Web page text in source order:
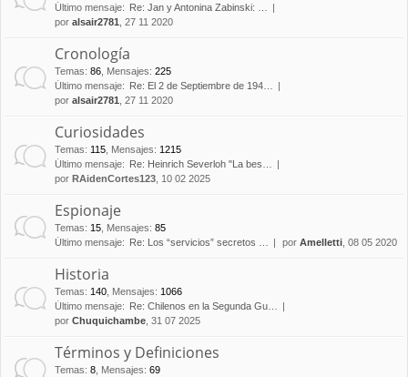
Último mensaje:
Re: Jan y Antonina Zabinski: …
por alsair2781 , 27 11 2020
Cronología
Temas: 86 Mensajes: 225
Último mensaje:
Re: El 2 de Septiembre de 194…
por alsair2781 , 27 11 2020
Curiosidades
Temas: 115 Mensajes: 1215
Último mensaje:
Re: Heinrich Severloh "La bes…
por RAidenCortes123 , 10 02 2025
Espionaje
Temas: 15 Mensajes: 85
Último mensaje:
Re: Los “servicios” secretos … por Amelletti , 08 05 2020
Historia
Temas: 140 Mensajes: 1066
Último mensaje:
Re: Chilenos en la Segunda Gu…
por Chuquichambe , 31 07 2025
Términos y Definiciones
Temas: 8 Mensajes: 69